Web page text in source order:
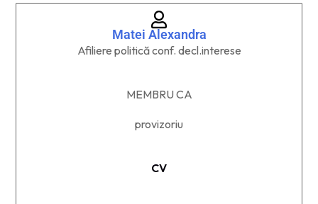
Matei Alexandra
Afiliere politică conf. decl.interese
MEMBRU CA​
provizoriu
CV